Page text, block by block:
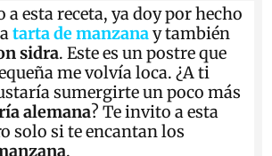
a esta receta, ya doy por hecho
tarta de manzanay también
sidra. Este es un postre que
me volvía loca. ¿A ti
sumergirte un poco más
alemana? Te invito a esta
solo si te encantan los
.